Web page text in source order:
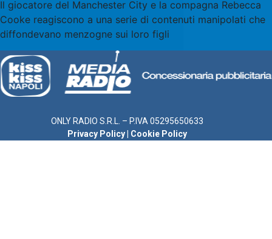
Il giocatore del Manchester City e la compagna Rebecca
Cooke reagiscono a una serie di contenuti manipolati che
diffondevano menzogne sui loro figli
ONLY RADIO S.R.L. – P.IVA 05295650633
Privacy Policy
Cookie Policy